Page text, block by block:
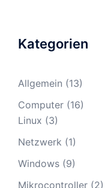
Kategorien
Allgemein (13)
Computer (16)
Linux (3)
Netzwerk (1)
Windows (9)
Mikrocontroller (2)